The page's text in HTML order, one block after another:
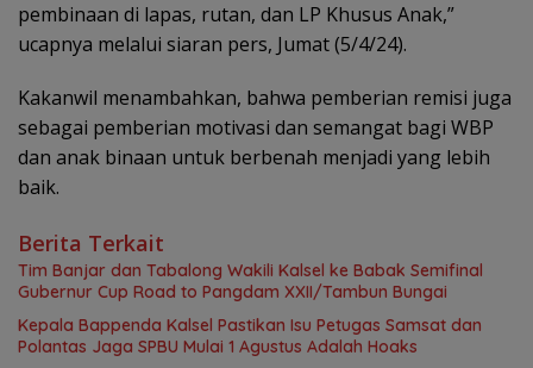
pembinaan di lapas, rutan, dan LP Khusus Anak,”
ucapnya melalui siaran pers, Jumat (5/4/24).
Kakanwil menambahkan, bahwa pemberian remisi juga
sebagai pemberian motivasi dan semangat bagi WBP
dan anak binaan untuk berbenah menjadi yang lebih
baik.
Berita Terkait
Tim Banjar dan Tabalong Wakili Kalsel ke Babak Semifinal
Gubernur Cup Road to Pangdam XXII/Tambun Bungai
Kepala Bappenda Kalsel Pastikan Isu Petugas Samsat dan
Polantas Jaga SPBU Mulai 1 Agustus Adalah Hoaks